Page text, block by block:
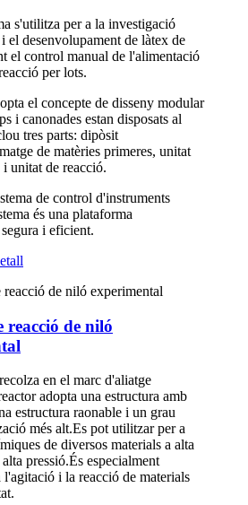
s'utilitza per a la investigació
el desenvolupament de làtex de
el control manual de l'alimentació
per lots.
el concepte de disseny modular
i canonades estan disposats al
tres parts: dipòsit
de matèries primeres, unitat
unitat de reacció.
de control d'instruments
és una plataforma
i eficient.
reacció de niló
en el marc d'aliatge
adopta una estructura amb
estructura raonable i un grau
més alt.Es pot utilitzar per a
de diversos materials a alta
pressió.És especialment
l'agitació i la reacció de materials